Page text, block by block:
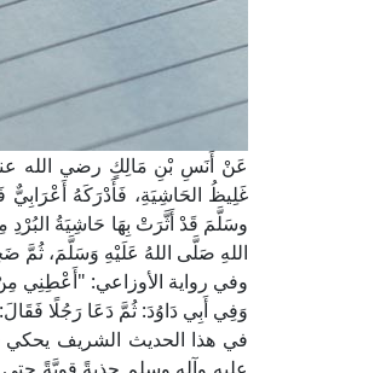
عَنْ أَنَسِ بْنِ مَالِكٍ رضي الله
غَلِيظُ الحَاشِيَةِ، فَأَدْرَكَهُ
وسَلَّمَ قَدْ أَثَّرَتْ بِهَا حَاشِيَةُ
اللهِ صَلَّى اللهُ عَلَيْهِ وَسَلَّمَ، ثُمَّ
وفي رواية الأوزاعي: "أَعْطِنِي
وَفِي أَبِي دَاوُدَ: ثُمَّ دَعَا رَجُلًا
في هذا الحديث الشريف يحكي